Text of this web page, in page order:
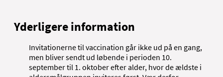
Yderligere information
Invitationerne til vaccination går ikke ud på en gang,
men bliver sendt ud løbende i perioden 10.
september til 1. oktober efter alder, hvor de ældste i